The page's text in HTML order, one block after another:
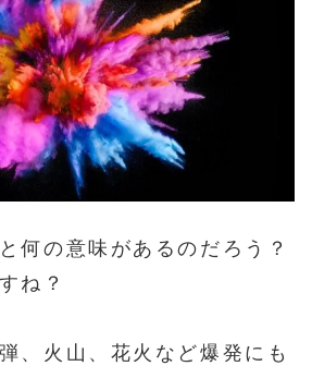
何の意味があるのだろう？
ね？
、火山、花火など爆発にも